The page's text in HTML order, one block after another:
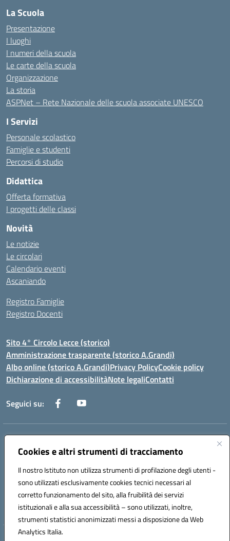
Cookies e altri strumenti di tracciamento
Il nostro Istituto non utilizza strumenti di profilazione degli utenti -
sono utilizzati esclusivamente cookies tecnici necessari al
corretto funzionamento del sito, alla fruibilità dei servizi
istituzionali e alla sua accessibilità – sono utilizzati, inoltre,
strumenti statistici anonimizzati messi a disposizione da Web
Analytics Italia.
La Scuola
Presentazione
I luoghi
I numeri della scuola
Le carte della scuola
Organizzazione
La storia
ASPNet – Rete Nazionale delle scuola associate UNESCO
I Servizi
Personale scolastico
Famiglie e studenti
Percorsi di studio
Didattica
Offerta formativa
I progetti delle classi
Novità
Le notizie
Le circolari
Calendario eventi
Ascaniando
Registro Famiglie
Registro Docenti
Sito 4° Circolo Lecce (storico)
Amministrazione trasparente (storico A.Grandi)
Albo online (storico A.Grandi)Privacy PolicyCookie policy
Dichiarazione di accessibilitàNote legaliContatti
Seguici su:
Indirizzo:
Centralino:0832/346889 Email:leic8av008@istruzione.it
Codice fiscale: 93173040754
Codice meccanografico:
LEIC8AV008
Codice Indice delle Pubbliche Amministrazioni (IPA): BZRH652R